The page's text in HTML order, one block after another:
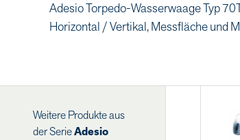
Adesio Torpedo-Wasserwaage Typ
Horizontal / Vertikal, Messfläche und
Weitere Produkte aus
der SerieAdesio